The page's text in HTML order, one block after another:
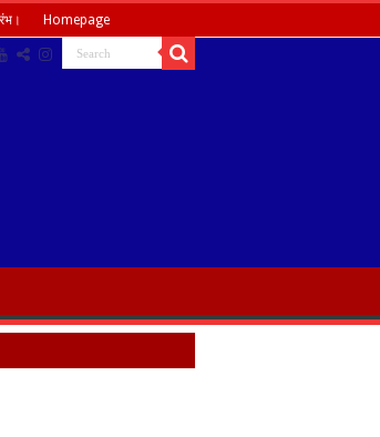
Homepage